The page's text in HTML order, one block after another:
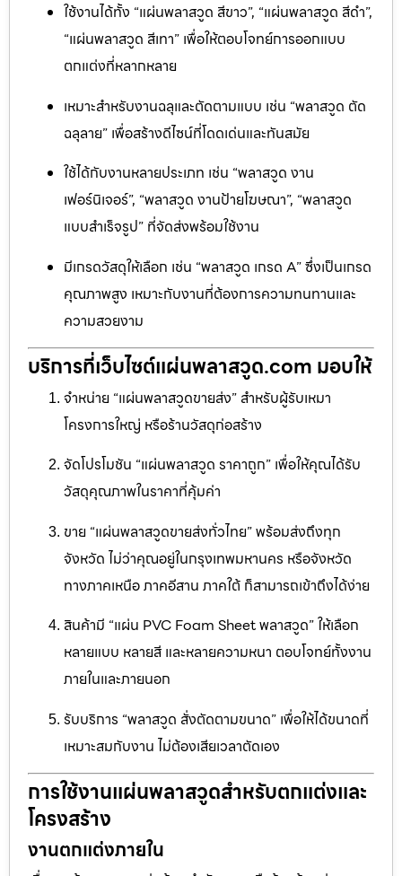
ใช้งานได้ทั้ง “แผ่นพลาสวูด สีขาว”, “แผ่นพลาสวูด สีดำ”,
“แผ่นพลาสวูด สีเทา” เพื่อให้ตอบโจทย์การออกแบบ
ตกแต่งที่หลากหลาย
เหมาะสำหรับงานฉลุและตัดตามแบบ เช่น “พลาสวูด ตัด
ฉลุลาย” เพื่อสร้างดีไซน์ที่โดดเด่นและทันสมัย
ใช้ได้กับงานหลายประเภท เช่น “พลาสวูด งาน
เฟอร์นิเจอร์”, “พลาสวูด งานป้ายโฆษณา”, “พลาสวูด
แบบสำเร็จรูป” ที่จัดส่งพร้อมใช้งาน
มีเกรดวัสดุให้เลือก เช่น “พลาสวูด เกรด A” ซึ่งเป็นเกรด
คุณภาพสูง เหมาะกับงานที่ต้องการความทนทานและ
ความสวยงาม
บริการที่เว็บไซต์แผ่นพลาสวูด.com มอบให้
จำหน่าย “แผ่นพลาสวูดขายส่ง” สำหรับผู้รับเหมา
โครงการใหญ่ หรือร้านวัสดุก่อสร้าง
จัดโปรโมชัน “แผ่นพลาสวูด ราคาถูก” เพื่อให้คุณได้รับ
วัสดุคุณภาพในราคาที่คุ้มค่า
ขาย “แผ่นพลาสวูดขายส่งทั่วไทย” พร้อมส่งถึงทุก
จังหวัด ไม่ว่าคุณอยู่ในกรุงเทพมหานคร หรือจังหวัด
ทางภาคเหนือ ภาคอีสาน ภาคใต้ ก็สามารถเข้าถึงได้ง่าย
สินค้ามี “แผ่น PVC Foam Sheet พลาสวูด” ให้เลือก
หลายแบบ หลายสี และหลายความหนา ตอบโจทย์ทั้งงาน
ภายในและภายนอก
รับบริการ “พลาสวูด สั่งตัดตามขนาด” เพื่อให้ได้ขนาดที่
เหมาะสมกับงาน ไม่ต้องเสียเวลาตัดเอง
การใช้งานแผ่นพลาสวูดสำหรับตกแต่งและ
โครงสร้าง
งานตกแต่งภายใน